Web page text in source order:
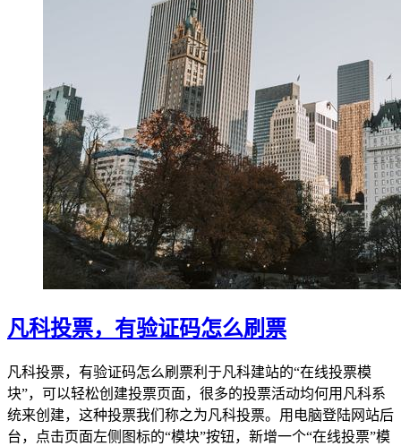
凡科投票，有验证码怎么刷票
凡科投票，有验证码怎么刷票利于凡科建站的“在线投票模
块”，可以轻松创建投票页面，很多的投票活动均何用凡科系
统来创建，这种投票我们称之为凡科投票。用电脑登陆网站后
台，点击页面左侧图标的“模块”按钮，新增一个“在线投票”模